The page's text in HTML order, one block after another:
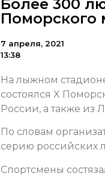
Более 300
Поморского
7 апреля, 2021
13:38
На лыжном
состоялся X
России, а также из
По словам
серию российских
Спортсмены